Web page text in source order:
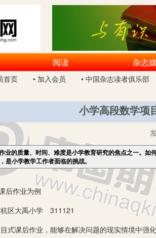
阅读 杂志
首页 • 加入会员 • 中国杂志读者俱乐部
小学高段数学项
业的质量、时间、难度是小学教育研究的焦点之一。
是小学教学工作者面临的挑战。
后作业为例
区大禹小学 311121
后作业，能够在解决问题的现实情境中强化